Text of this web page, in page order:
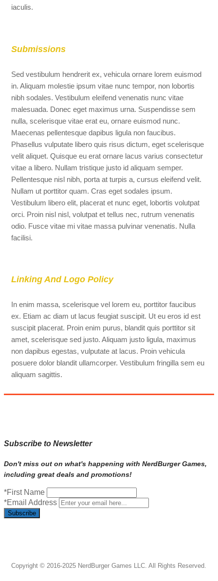
iaculis.
Submissions
Sed vestibulum hendrerit ex, vehicula ornare lorem euismod
in. Aliquam molestie ipsum vitae nunc tempor, non lobortis
nibh sodales. Vestibulum eleifend venenatis nunc vitae
malesuada. Donec eget maximus urna. Suspendisse sem
nulla, scelerisque vitae erat eu, ornare euismod nunc.
Maecenas pellentesque dapibus ligula non faucibus.
Phasellus vulputate libero quis risus dictum, eget scelerisque
velit aliquet. Quisque eu erat ornare lacus varius consectetur
vitae a libero. Nullam tristique justo id aliquam semper.
Pellentesque nisl nibh, porta at turpis a, cursus eleifend velit.
Nullam ut porttitor quam. Cras eget sodales ipsum.
Vestibulum libero elit, placerat et nunc eget, lobortis volutpat
orci. Proin nisl nisl, volutpat et tellus nec, rutrum venenatis
odio. Fusce vitae mi vitae massa pulvinar venenatis. Nulla
facilisi.
Linking And Logo Policy
In enim massa, scelerisque vel lorem eu, porttitor faucibus
ex. Etiam ac diam ut lacus feugiat suscipit. Ut eu eros id est
suscipit placerat. Proin enim purus, blandit quis porttitor sit
amet, scelerisque sed justo. Aliquam justo ligula, maximus
non dapibus egestas, vulputate at lacus. Proin vehicula
posuere dolor blandit ullamcorper. Vestibulum fringilla sem eu
aliquam sagittis.
Subscribe to Newsletter
Don't miss out on what's happening with NerdBurger Games,
including great deals and promotions!
*First Name
*Email Address
Subscribe
Copyright © 2016-2025 NerdBurger Games LLC. All Rights Reserved.